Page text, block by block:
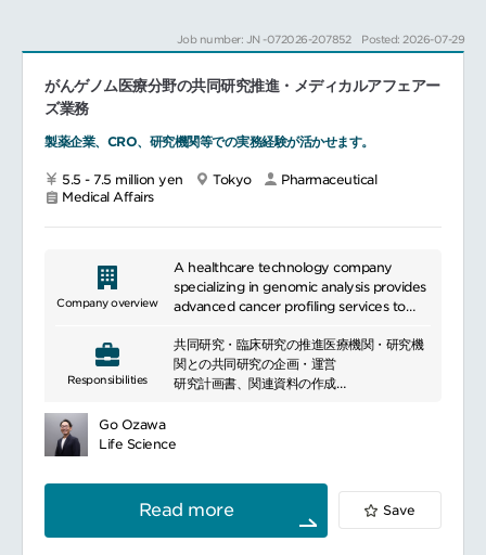
び新たな研究企画の立案
Job number: JN -072026-207852 Posted: 2026-07-29
がんゲノム医療分野の共同研究推進・メディカルアフェアー
ズ業務
製薬企業、CRO、研究機関等での実務経験が活かせます。
5.5 - 7.5 million yen Tokyo
Pharmaceutical
Medical Affairs
Company overview
A healthcare technology company
specializing in genomic analysis provides
advanced cancer profiling services to
offering leverages DNA and RNA-based
diagnostics to enable more accurate
treatment decisions. The company
Responsibilities
共同研究・臨床研究の推進医療機関・研究機
関との共同研究の企画・運営
研究計画書、関連資料の作成
エビデンス創出・データ利活用リアルワール
解析結果の取りまとめ、論文化・学会発表の
支援
エビデンス創出を通じた製品価値向上への貢
献
Go Ozawa
Life Science
Read more Save